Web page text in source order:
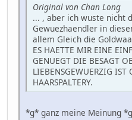
Original von Chan Long
... , aber ich wuste nicht
Gewuezhaendler in
allem Gleich die
ES HAETTE MIR EINE
GENUEGT DIE BESAGT
LIEBENSGEWUERZIG IST
HAARSPALTERY.
*g* ganz meine Meinung